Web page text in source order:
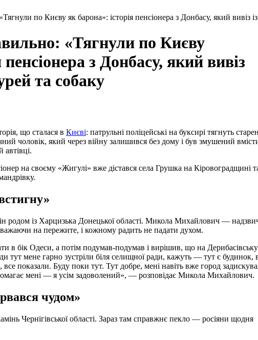
по Києву як барона»: історія пенсіонера з Донбасу, який вивіз
«Тягнули по Києву
з Донбасу, який вивіз
та собаку
що сталася в Києві: патрульні поліцейські на буксирі тягнуть
чоловік, який через війну залишився без дому і був змушений
на своєму «Жигулі» вже дістався села Грушка на Кіровоградщині
родом із Харцизька Донецької області. Микола Михайлович —
на пережите, і кожному радить не падати духом.
в бік Одеси, а потім подумав-подумав і вирішив, що на
тут мене гарно зустріли біля селищної ради, кажуть — тут є будинок,
показали. Буду поки тут. Тут добре, мені навіть вже город
мені — я усім задоволений», — розповідає Микола Михайлович.
чудом»
Чернігівської області. Зараз там справжнє пекло — росіяни щодня